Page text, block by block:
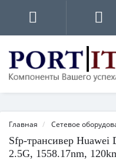
Главная Сетевое
Sfp-трансивер Huawei
2.5G, 1558.17nm,